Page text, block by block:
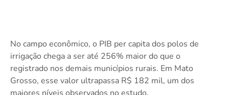
No campo econômico, o PIB per capita dos polos de
irrigação chega a ser até 256% maior do que o
registrado nos demais municípios rurais. Em Mato
Grosso, esse valor ultrapassa R$ 182 mil, um dos